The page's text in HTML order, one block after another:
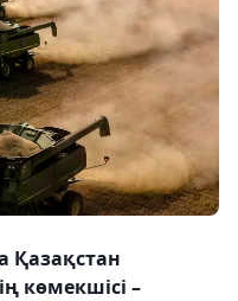
Қазақстан
көмекшісі –